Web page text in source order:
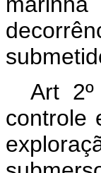
Art
controle